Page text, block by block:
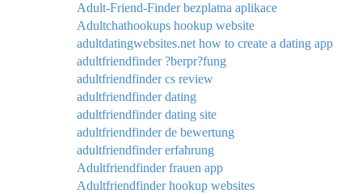
Adult-Friend-Finder bezplatna aplikace
Adultchathookups hookup website
adultdatingwebsites.net how to create a dating app
adultfriendfinder ?berpr?fung
adultfriendfinder cs review
adultfriendfinder dating
adultfriendfinder dating site
adultfriendfinder de bewertung
adultfriendfinder erfahrung
Adultfriendfinder frauen app
Adultfriendfinder hookup websites